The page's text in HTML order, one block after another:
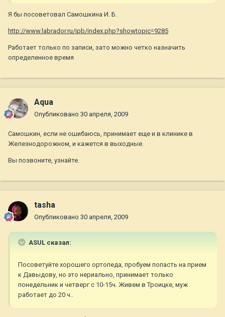
Я бы посоветовал Самошкина И. Б.
http://www.labrador.ru/ipb/index.php?showtopic=9285
Работает только по записи, зато можно четко назначить
определенное время
Aqua
Опубликовано 30 апреля, 2009
Самошкин, если не ошибаюсь, принимает еще и в клинике в
Железнодорожном, и кажется в выходные.
Вы позвоните, узнайте.
tasha
Опубликовано 30 апреля, 2009
ASUL сказал:
Посоветуйте хорошего ортопеда, пробуем попасть на прием
к Давыдову, но это нериально, принимает только
понедельник и четверг с 10-15ч. Живем в Троицке, муж
работает до 20 ч..